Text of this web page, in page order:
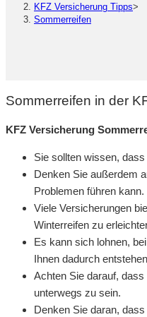
KFZ Versicherung Tipps>
Sommerreifen
Sommerreifen in der
KFZ Versicherung
Sie sollten wissen,
Denken Sie außerdem
Problemen führen kann.
Viele Versicherungen
Winterreifen zu
Es kann sich lohnen,
Ihnen dadurch
Achten Sie darauf,
unterwegs zu sein.
Denken Sie daran,